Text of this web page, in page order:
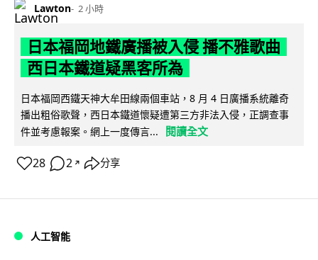
Lawton 2 小時
日本福岡地鐵廣播被入侵 播不雅歌曲
西日本鐵道疑黑客所為
日本福岡西鐵天神大牟田線兩個車站，8 月 4 日廣播系統離奇
播出粗俗歌聲，西日本鐵道懷疑遭第三方非法入侵，正調查事
件並考慮報案。網上一度傳言...
閱讀全文
28 2 ↗ 分享
人工智能